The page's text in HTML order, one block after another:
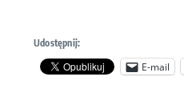
Udostępnij:
E-mail